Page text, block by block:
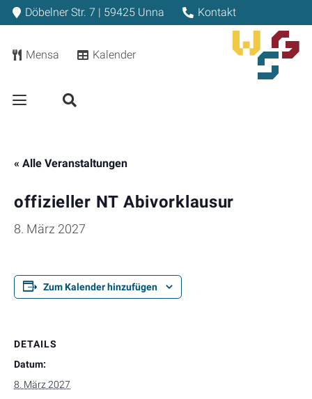
Döbelner Str. 7 | 59425 Unna Kontakt
Mensa Kalender
« Alle Veranstaltungen
offizieller NT Abivorklausur
8. März 2027
Zum Kalender hinzufügen
DETAILS
Datum:
8. März 2027